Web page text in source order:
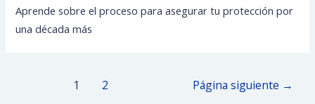
Aprende sobre el proceso para asegurar tu protección por
una década más
Paginación
1 2 Página siguiente →